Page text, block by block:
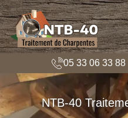
05 33 06 33 88
NTB-40